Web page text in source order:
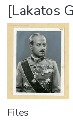
Statistics
About us
[Lakatos
Files